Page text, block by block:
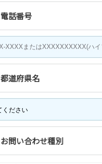
電話番号
都道府県名
お問い合わせ種別